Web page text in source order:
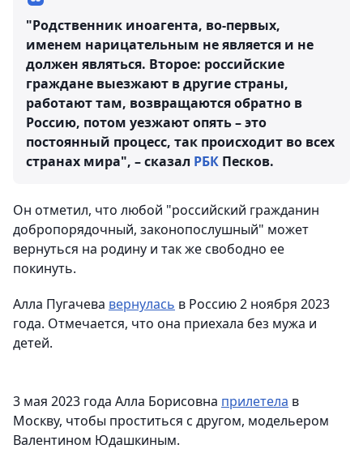
"Родственник иноагента, во-первых,
именем нарицательным не является и не
должен являться. Второе: российские
граждане выезжают в другие страны,
работают там, возвращаются обратно в
Россию, потом уезжают опять – это
постоянный процесс, так происходит во всех
странах мира", – сказал РБК Песков.
Он отметил, что любой "российский гражданин
добропорядочный, законопослушный" может
вернуться на родину и так же свободно ее
покинуть.
Алла Пугачева вернулась в Россию 2 ноября 2023
года. Отмечается, что она приехала без мужа и
детей.
3 мая 2023 года Алла Борисовна прилетела в
Москву, чтобы проститься с другом, модельером
Валентином Юдашкиным.